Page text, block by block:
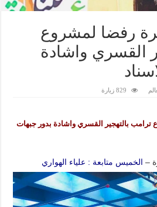
رفضا لمشروع
القسري واشادة
829 زيارة
ترامب بالتهجير القسري واشادة بدور جبهات
– الخميس متابعة : علياء الهواري